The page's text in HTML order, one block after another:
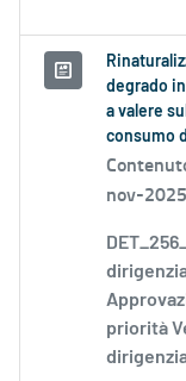
degrado
a valere
consumo
nov-
priorità